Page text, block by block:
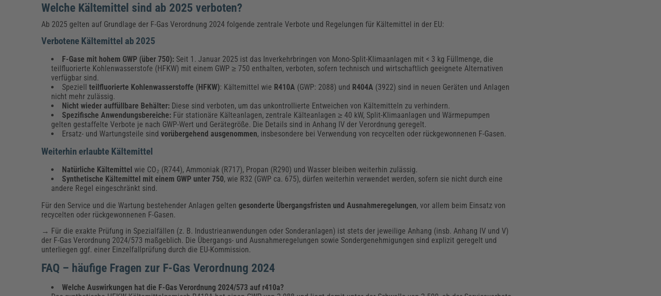
Welche Kältemittel sind ab 2025 verboten?
Ab 2025 gelten auf Grundlage der F-Gas Verordnung 2024 folgende zentrale Verbote und Regelungen für Kältemittel in der EU:
Verbotene Kältemittel ab 2025
F-Gase mit hohem GWP (über 750): Seit 1. Januar 2025 ist das Inverkehrbringen von Mono-Split-Klimaanlagen mit < 3 kg Füllmenge, die
teilfluorierte Kohlenwasserstofe (HFKW) mit einem GWP ≥ 750 enthalten, verboten, sofern technisch und wirtschaftlich geeignete Alternativen
verfügbar sind.
Speziellteilfluorierte Kohlenwasserstoffe (HFKW): Kältemittel wie R410A (GWP: 2088) und R404A (3922) sind in neuen Geräten und Anlagen
nicht mehr zulässig.
Nicht wieder auffüllbare Behälter: Diese sind verboten, um das unkontrollierte Entweichen von Kältemitteln zu verhindern.
Spezifische Anwendungsbereiche: Für stationäre Kälteanlagen, zentrale Kälteanlagen ≥ 40 kW, Split-Klimaanlagen und Wärmepumpen
gelten gestaffelte Verbote je nach GWP-Wert und Gerätegröße. Die Details sind in Anhang IV der Verordnung geregelt.
Ersatz- und Wartungsteile sindvorübergehend ausgenommen, insbesondere bei Verwendung von recycelten oder rückgewonnenen F-Gasen.
Weiterhin erlaubte Kältemittel
Natürliche Kältemittel wie CO₂ (R744), Ammoniak (R717), Propan (R290) und Wasser bleiben weiterhin zulässig.
Synthetische Kältemittel mit einem GWP unter 750, wie R32 (GWP ca. 675), dürfen weiterhin verwendet werden, sofern sie nicht durch eine
andere Regel eingeschränkt sind.
Für den Service und die Wartung bestehender Anlagen geltengesonderte Übergangsfristen und Ausnahmeregelungen, vor allem beim Einsatz von
recycelten oder rückgewonnenen F-Gasen.
→ Für die exakte Prüfung in Spezialfällen (z. B. Industrieanwendungen oder Sonderanlagen) ist stets der jeweilige Anhang (insb. Anhang IV und V)
der F-Gas Verordnung 2024/573 maßgeblich. Die Übergangs- und Ausnahmeregelungen sowie Sondergenehmigungen sind explizit geregelt und
unterliegen ggf. einer Einzelfallprüfung durch die EU-Kommission.
FAQ – häufige Fragen zur F-Gas Verordnung 2024
Welche Auswirkungen hat die F-Gas Verordnung 2024/573 auf r410a?